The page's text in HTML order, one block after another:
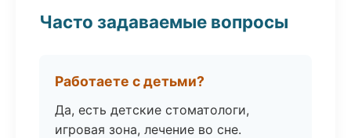
Часто задаваемые вопросы
Работаете с детьми?
Да, есть детские стоматологи,
игровая зона, лечение во сне.